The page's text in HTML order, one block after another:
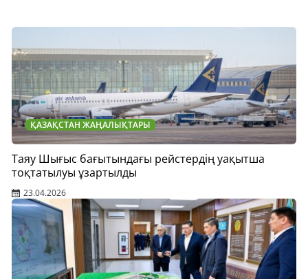
ҚАЗАҚСТАН ЖАҢАЛЫҚТАРЫ
Таяу Шығыс бағытындағы рейстердің уақытша
тоқтатылуы ұзартылды
23.04.2026